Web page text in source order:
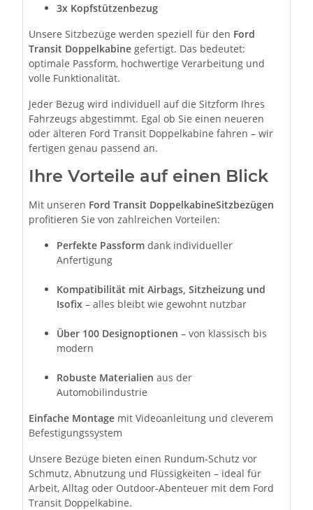
3x Kopfstützenbezug
Unsere Sitzbezüge werden speziell für den Ford
Transit Doppelkabine gefertigt. Das bedeutet:
optimale Passform, hochwertige Verarbeitung und
volle Funktionalität.
Jeder Bezug wird individuell auf die Sitzform Ihres
Fahrzeugs abgestimmt. Egal ob Sie einen neueren
oder älteren Ford Transit Doppelkabine fahren – wir
fertigen genau passend an.
Ihre Vorteile auf einen Blick
Mit unseren Ford Transit DoppelkabineSitzbezügen
profitieren Sie von zahlreichen Vorteilen:
Perfekte Passform dank individueller
Anfertigung
Kompatibilität mit Airbags, Sitzheizung und
Isofix – alles bleibt wie gewohnt nutzbar
Über 100 Designoptionen – von klassisch bis
modern
Robuste Materialien aus der
Automobilindustrie
Einfache Montage mit Videoanleitung und cleverem
Befestigungssystem
Unsere Bezüge bieten einen Rundum-Schutz vor
Schmutz, Abnutzung und Flüssigkeiten – ideal für
Arbeit, Alltag oder Outdoor-Abenteuer mit dem Ford
Transit Doppelkabine.